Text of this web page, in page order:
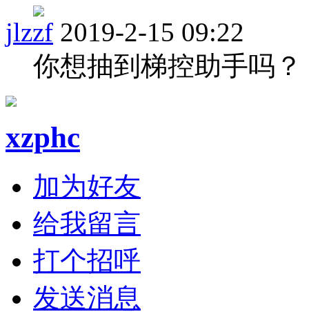
jlzzf 2019-2-15 09:22
你想抽到梯控助手吗？
xzphc
加为好友
给我留言
打个招呼
发送消息